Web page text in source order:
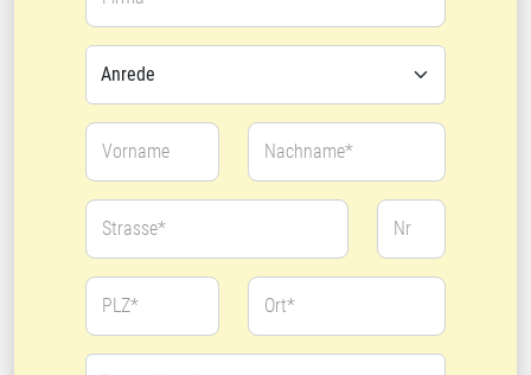
Vorname Nachname*
Strasse* Nr
PLZ* Ort*